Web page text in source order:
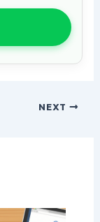
NEXT